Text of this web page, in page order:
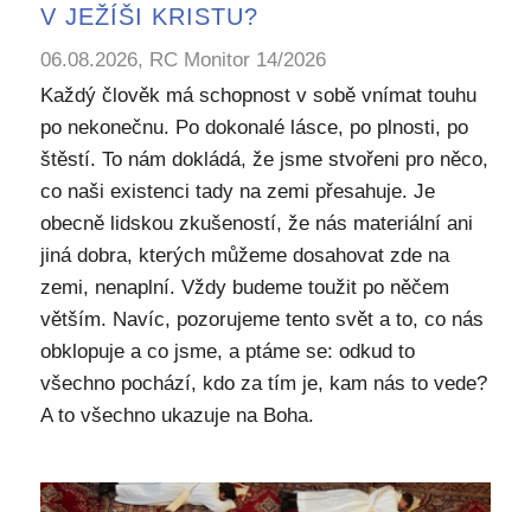
V JEŽÍŠI KRISTU?
06.08.2026, RC Monitor 14/2026
Každý člověk má schopnost v sobě vnímat touhu
po nekonečnu. Po dokonalé lásce, po plnosti, po
štěstí. To nám dokládá, že jsme stvořeni pro něco,
co naši existenci tady na zemi přesahuje. Je
obecně lidskou zkušeností, že nás materiální ani
jiná dobra, kterých můžeme dosahovat zde na
zemi, nenaplní. Vždy budeme toužit po něčem
větším. Navíc, pozorujeme tento svět a to, co nás
obklopuje a co jsme, a ptáme se: odkud to
všechno pochází, kdo za tím je, kam nás to vede?
A to všechno ukazuje na Boha.